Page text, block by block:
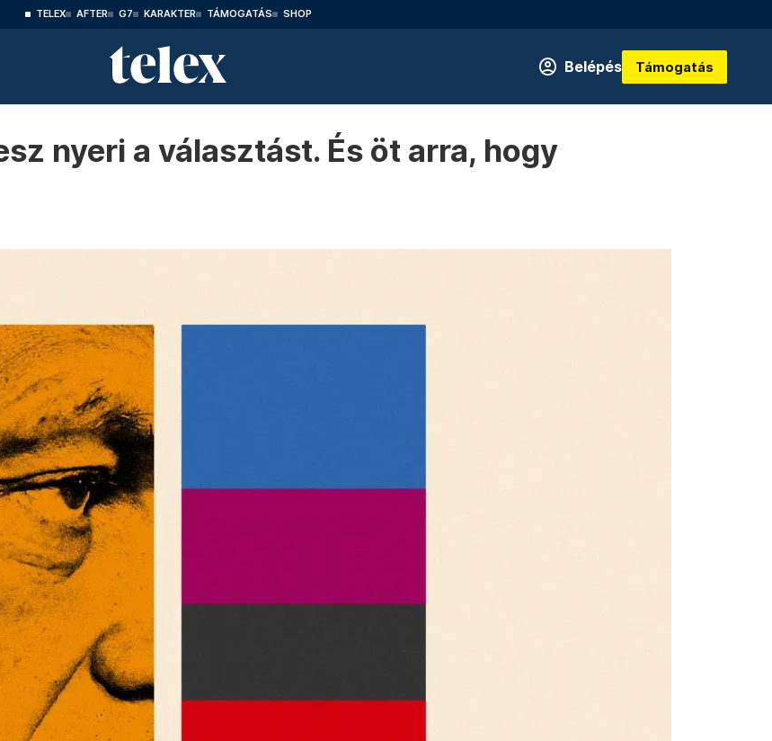
TELEX AFTER G7 KARAKTER TÁMOGATÁS SHOP
Belépés Támogatás
nyeri a választást. És öt arra, hogy